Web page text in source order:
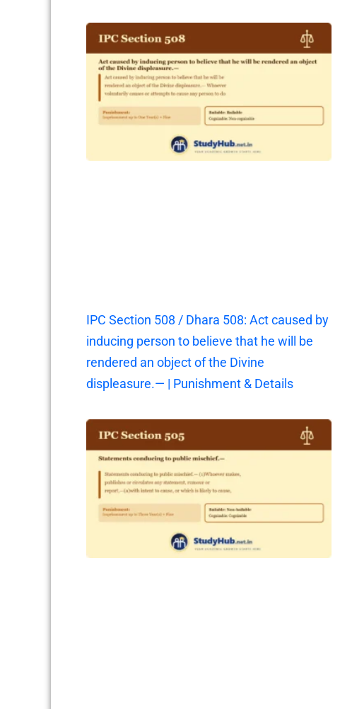
IPC Section 508 / Dhara 508: Act caused by
inducing person to believe that he will be
rendered an object of the Divine
displeasure.— | Punishment & Details